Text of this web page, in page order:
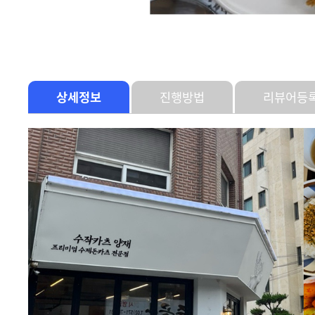
상세정보 진행방법 리뷰어등